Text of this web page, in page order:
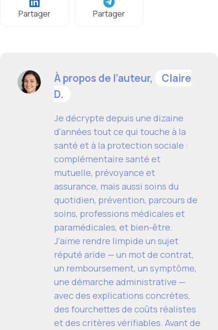
Partager Partager
À propos de l’auteur,
Claire
D.
Je décrypte depuis une dizaine
d'années tout ce qui touche à la
santé et à la protection sociale :
complémentaire santé et
mutuelle, prévoyance et
assurance, mais aussi soins du
quotidien, prévention, parcours de
soins, professions médicales et
paramédicales, et bien-être.
J'aime rendre limpide un sujet
réputé aride — un mot de contrat,
un remboursement, un symptôme,
une démarche administrative —
avec des explications concrètes,
des fourchettes de coûts réalistes
et des critères vérifiables. Avant de